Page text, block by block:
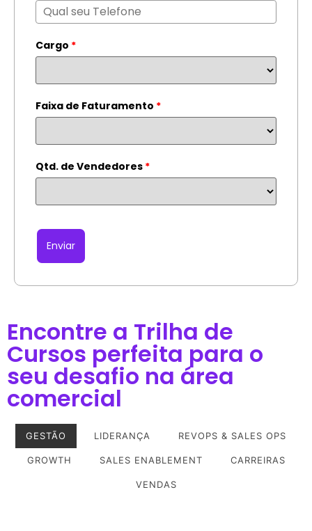
Cargo *
Faixa de Faturamento *
Qtd. de Vendedores *
Enviar
Encontre a Trilha de
Cursos perfeita para o
seu desafio na área
comercial​
GESTÃO LIDERANÇA REVOPS & SALES OPS
GROWTH SALES ENABLEMENT CARREIRAS
VENDAS